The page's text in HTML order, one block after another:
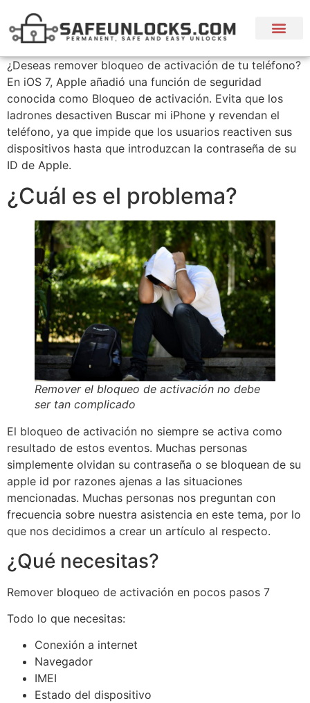
¿Deseas remover bloqueo de activación de tu teléfono?
En iOS 7, Apple añadió una función de seguridad
conocida como Bloqueo de activación. Evita que los
ladrones desactiven Buscar mi iPhone y revendan el
teléfono, ya que impide que los usuarios reactiven sus
dispositivos hasta que introduzcan la contraseña de su
ID de Apple.
¿Cuál es el problema?
Remover el bloqueo de activación no debe
ser tan complicado
El bloqueo de activación no siempre se activa como
resultado de estos eventos. Muchas personas
simplemente olvidan su contraseña o se bloquean de su
apple id por razones ajenas a las situaciones
mencionadas. Muchas personas nos preguntan con
frecuencia sobre nuestra asistencia en este tema, por lo
que nos decidimos a crear un artículo al respecto.
¿Qué necesitas?
Remover bloqueo de activación en pocos pasos 7
Todo lo que necesitas:
Conexión a internet
Navegador
IMEI
Estado del dispositivo